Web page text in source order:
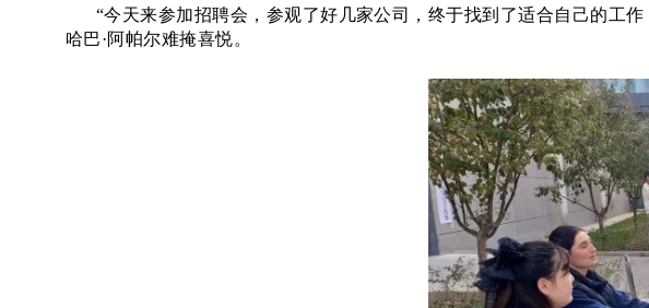
“今天来参加招聘会，参观了好几家公司，终于找到了适合自己的工
哈巴·阿帕尔难掩喜悦。